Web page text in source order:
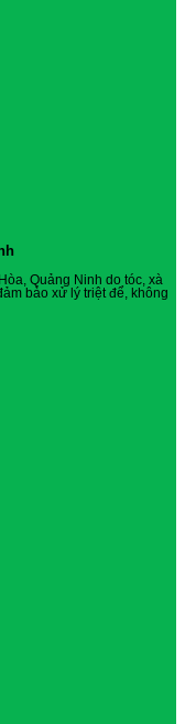
Quảng Ninh do tóc, xà
bảo xử lý triệt để, không